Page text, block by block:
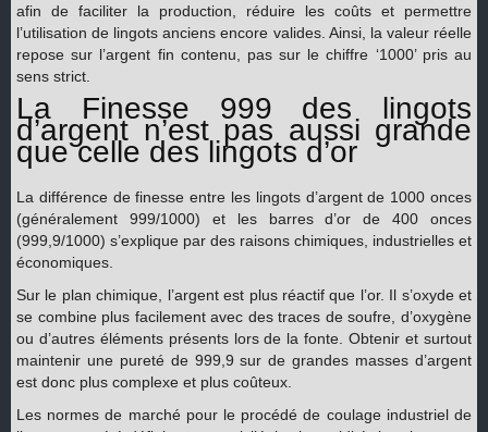
afin de faciliter la production, réduire les coûts et permettre
l’utilisation de lingots anciens encore valides. Ainsi, la valeur réelle
repose sur l’argent fin contenu, pas sur le chiffre ‘1000’ pris au
sens strict.
La Finesse 999 des lingots
d’argent n’est pas aussi grande
que celle des lingots d’or
La différence de finesse entre les lingots d’argent de 1000 onces
(généralement 999/1000) et les barres d’or de 400 onces
(999,9/1000) s’explique par des raisons chimiques, industrielles et
économiques.
Sur le plan chimique, l’argent est plus réactif que l’or. Il s’oxyde et
se combine plus facilement avec des traces de soufre, d’oxygène
ou d’autres éléments présents lors de la fonte. Obtenir et surtout
maintenir une pureté de 999,9 sur de grandes masses d’argent
est donc plus complexe et plus coûteux.
Les normes de marché pour le procédé de coulage industriel de